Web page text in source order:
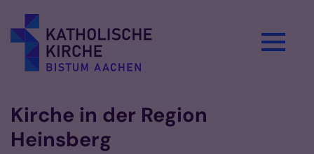
Kirche in der Region
Heinsberg